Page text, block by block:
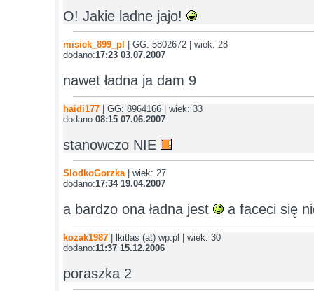
O! Jakie ladne jajo!
misiek_899_pl
| GG: 5802672 | wiek: 28
dodano:17:23 03.07.2007
nawet ładna ja dam 9
haidi177 | GG: 8964166 | wiek: 33
dodano:08:15 07.06.2007
stanowczo NIE
SlodkoGorzka| wiek: 27
dodano:17:34 19.04.2007
a bardzo ona ładna jest a faceci się
kozak1987 | lkitlas (at) wp.pl | wiek: 30
dodano:11:37 15.12.2006
poraszka 2